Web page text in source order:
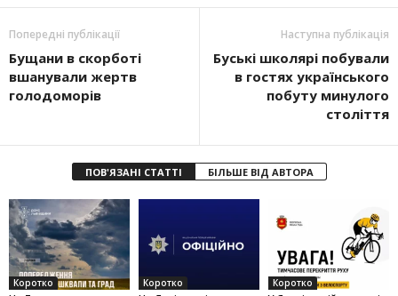
Попередні публікації
Бущани в скорботі
вшанували жертв
голодоморів
Наступна публікація
Буські школярі побували
в гостях українського
побуту минулого
століття
ПОВ'ЯЗАНІ СТАТТІ БІЛЬШЕ ВІД АВТОРА
Коротко Коротко Коротко